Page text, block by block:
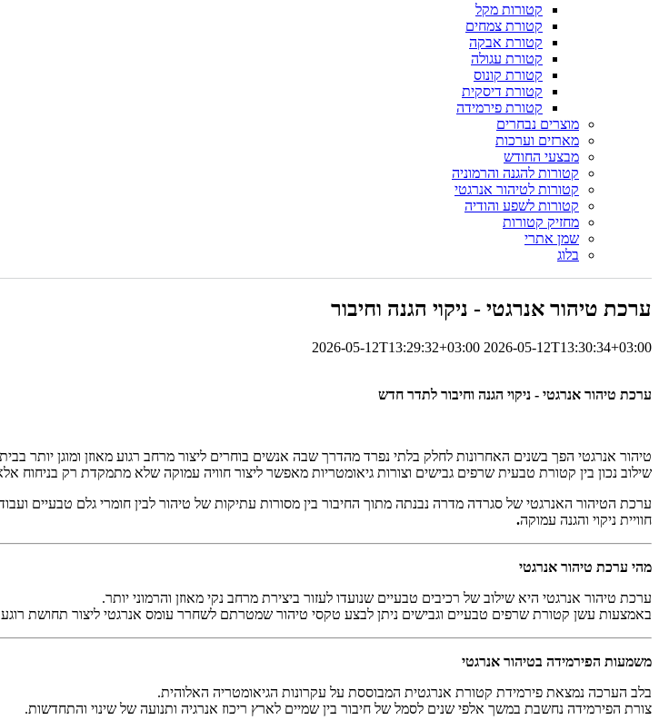
קטורות מקל
קטורת צמחים
קטורת אבקה
קטורת עגולה
קטורת קונוס
קטורת דיסקית
קטורת פירמידה
מוצרים נבחרים
מארזים וערכות
מבצעי החודש
קטורות להגנה והרמוניה
קטורות לטיהור אנרגטי
קטורות לשפע והודיה
מחזיק קטורות
שמן אתרי
בלוג
ערכת טיהור אנרגטי - ניקוי הגנה וחיבור
2026-05-12T13:29:32+03:00 2026-05-12T13:30:34+03:00
ערכת טיהור אנרגטי - ניקוי הגנה וחיבור לתדר חדש
טיהור אנרגטי הפך בשנים האחרונות לחלק בלתי נפרד מהדרך שבה אנשים בוחרים ליצור מרחב רגוע מאוזן ומוגן יותר
שילוב נכון בין קטורת טבעית שרפים גבישים וצורות גיאומטריות מאפשר ליצור חוויה עמוקה שלא מתמקדת רק
ערכת הטיהור האנרגטי של סגרדה מדרה נבנתה מתוך החיבור בין מסורות עתיקות של טיהור לבין חומרי גלם טבעיים
חוויית ניקוי והגנה עמוקה.
מהי ערכת טיהור אנרגטי
ערכת טיהור אנרגטי היא שילוב של רכיבים טבעיים שנועדו לעזור ביצירת מרחב נקי מאוזן והרמוני יותר.
באמצעות עשן קטורת שרפים טבעיים וגבישים ניתן לבצע טקסי טיהור שמטרתם לשחרר עומס אנרגטי ליצור תחושת רוגע
משמעות הפירמידה בטיהור אנרגטי
בלב הערכה נמצאת פירמידת קטורת אנרגטית המבוססת על עקרונות הגיאומטריה האלוהית.
צורת הפירמידה נחשבת במשך אלפי שנים לסמל של חיבור בין שמיים לארץ ריכוז אנרגיה ותנועה של שינוי והתחדשות.